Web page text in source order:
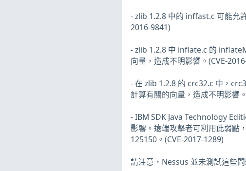
- zlib 1.2.8 中的 inffast.c 可能允
2016-9841)
- zlib 1.2.8 中 inflate.c 的
向量，造成不明影響。(CVE-
- 在 zlib 1.2.8 的 crc32.c 中，
計算有關的向量，造成不明影響
- IBM SDK Java Technology
影響。遠端攻擊者可利用此弱點
125150。(CVE-2017-1289)
請注意，Nessus 並未測試這些